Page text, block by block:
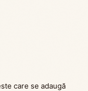
care se adaugă